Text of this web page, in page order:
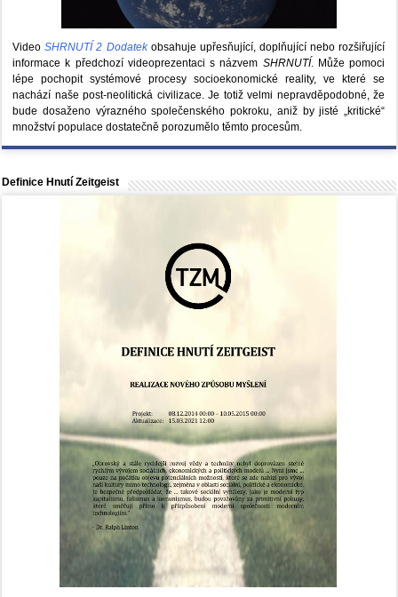
VideoSHRNUTÍ 2 Dodatekobsahuje upřesňující, doplňující nebo rozšiřující
informace k předchozí videoprezentaci s názvem SHRNUTÍ. Může pomoci
lépe pochopit systémové procesy socioekonomické reality, ve které se
nachází naše post-neolitická civilizace. Je totiž velmi nepravděpodobné, že
bude dosaženo výrazného společenského pokroku, aniž by jisté „kritické“
množství populace dostatečně porozumělo těmto procesům.
Definice Hnutí Zeitgeist